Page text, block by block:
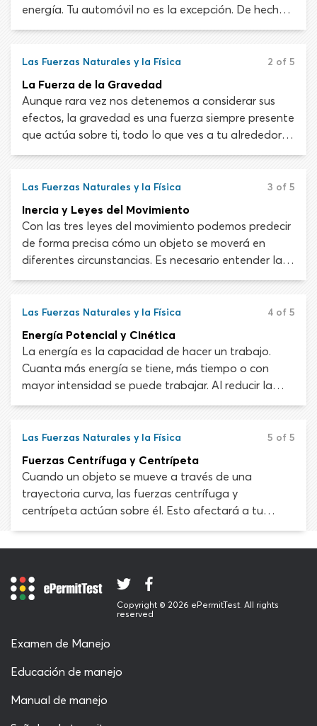
energía. Tu automóvil no es la excepción. De hecho,
depende de las leyes de la física para funcionar.
aprender cómo las diferentes fuerzas y leyes
naturales afectan tu automóvil, con tal de
mantener el control y responder de forma adecuada
en situaciones de emergencia.
Las Fuerzas Naturales y la Física 2 of 5
La Fuerza de la Gravedad
Aunque rara vez nos detenemos a considerar sus
efectos, la gravedad es una fuerza siempre presente
que actúa sobre ti, todo lo que ves a tu alrededor y,
por supuesto, tu vehículo. La fuerza de la gravedad
influirá en tu velocidad mientras viajas en una colina.
También afectará la forma en que el peso se
distribuye en las ruedas del vehículo.
Las Fuerzas Naturales y la Física 3 of 5
Inercia y Leyes del Movimiento
Con las tres leyes del movimiento podemos predecir
de forma precisa cómo un objeto se moverá en
diferentes circunstancias. Es necesario entender la
idea de la inercia para entender la seguridad de los
Las Fuerzas Naturales y la Física 4 of 5
Energía Potencial y Cinética
La energía es la capacidad de hacer un trabajo.
Cuanta más energía se tiene, más tiempo o con
mayor intensidad se puede trabajar. Al reducir la
velocidad o parar, los frenos de tu vehículo deben
contra un objeto, la fuerza del impacto será igual a
su energía cinética divida entre la distancia de
frenado.
Las Fuerzas Naturales y la Física 5 of 5
Fuerzas Centrífuga y Centrípeta
Cuando un objeto se mueve a través de una
trayectoria curva, las fuerzas centrífuga y
centrípeta actúan sobre él. Esto afectará a tu
vehículo cuando manejes en tramos de carretera
Copyright © 2026 ePermitTest. All rights
reserved
Examen de Manejo
Educación de manejo
Manual de manejo